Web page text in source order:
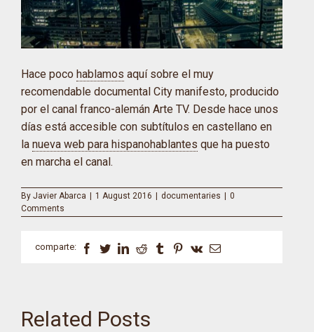
Hace poco hablamos aquí sobre el muy
recomendable documental City manifesto, producido
por el canal franco-alemán Arte TV. Desde hace unos
días está accesible con subtítulos en castellano en
la nueva web para hispanohablantes que ha puesto
en marcha el canal.
By Javier Abarca | 1 August 2016 | documentaries | 0
Comments
comparte: Facebook
TwitterLinkedIn
RedditTumblrPinterest
Vk Email
Related Posts